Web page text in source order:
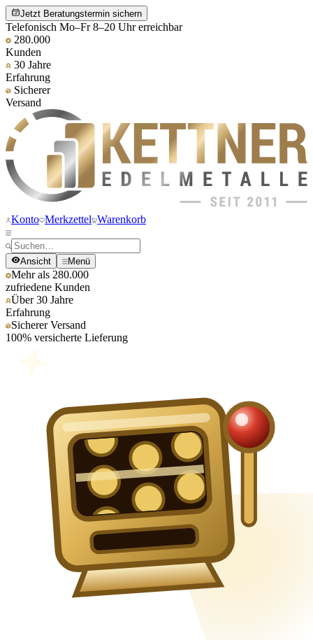
Jetzt Beratungstermin sichern
Telefonisch Mo–Fr 8–20 Uhr erreichbar
280.000
Kunden
30 Jahre
Erfahrung
Sicherer
Versand
Konto Merkzettel Warenkorb
Ansicht Menü
Mehr als 280.000
zufriedene Kunden
Über 30 Jahre
Erfahrung
Sicherer Versand
100% versicherte Lieferung